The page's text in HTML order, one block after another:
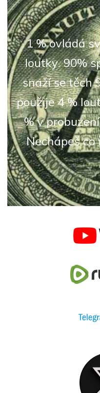
1 % ovládá
loutky. 90%
snaží se těch
použije 4 %
% v
Nechápeš co